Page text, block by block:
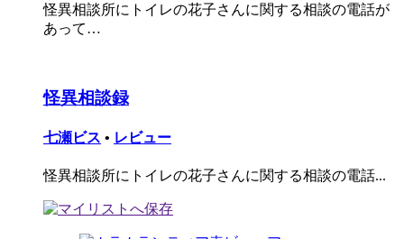
怪異相談所にトイレの花子さんに関する相談の電話が
あって…
怪異相談録
七瀬ビス • レビュー
怪異相談所にトイレの花子さんに関する相談の電話...